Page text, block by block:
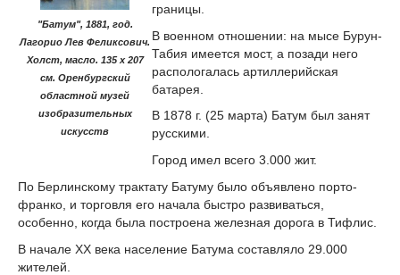
"Батум", 1881, год.
Лагорио Лев Феликсович.
Холст, масло. 135 x 207
см. Оренбургский
областной музей
изобразительных
искусств
границы.
В военном отношении: на мысе Бурун-
Табия имеется мост, а позади него
распологалась артиллерийская
батарея.
В 1878 г. (25 марта) Батум был занят
русскими.
Город имел всего 3.000 жит.
По Берлинскому трактату Батуму было объявлено порто-
франко, и торговля его начала быстро развиваться,
особенно, когда была построена железная дорога в Тифлис.
В начале XX века население Батума составляло 29.000
жителей.